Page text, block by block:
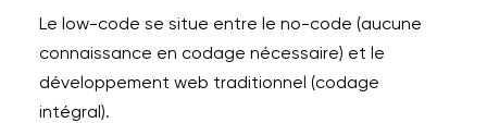
Le low-code se situe entre le no-code (aucune
connaissance en codage nécessaire) et le
développement web traditionnel (codage
intégral).